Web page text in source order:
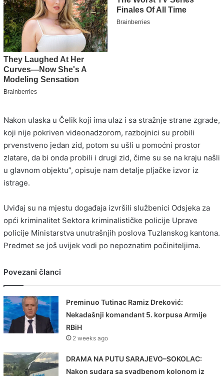
Nakon ulaska u Čelik koji ima ulaz i sa stražnje strane zgrade,
koji nije pokriven videonadzorom, razbojnici su probili
prvenstveno jedan zid, potom su ušli u pomoćni prostor
zlatare, da bi onda probili i drugi zid, čime su se na kraju našli
u glavnom objektu”, opisuje nam detalje pljačke izvor iz
istrage.
Uviđaj su na mjestu događaja izvršili službenici Odsjeka za
opći kriminalitet Sektora kriminalističke policije Uprave
policije Ministarstva unutrašnjih poslova Tuzlanskog kantona.
Predmet se još uvijek vodi po nepoznatim počiniteljima.
Povezani članci
Preminuo Tutinac Ramiz Dreković:
Nekadašnji komandant 5. korpusa Armije
RBiH
2 weeks ago
DRAMA NA PUTU SARAJEVO–SOKOLAC:
Nakon sudara sa svadbenom kolonom iz